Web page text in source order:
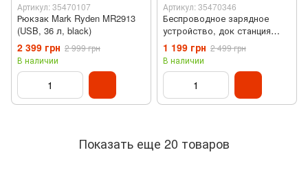
Артикул: 35470107
Рюкзак Mark Ryden MR2913
(USB, 36 л, black)
2 399 грн 2 999 грн
В наличии
Артикул: 35470346
Беспроводное зарядное
устройство, док станция
Cyberpunk UL-B30 (30 Вт, 3 в
1, LED)
1 199 грн 2 499 грн
В наличии
Показать еще 20 товаров